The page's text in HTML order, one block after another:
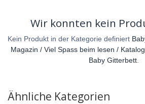
Wir konnten kein
Kein Produkt in der Kategorie definiert
Magazin / Viel Spass beim lesen /
Baby Gitterbett.
Ähnliche Kategorien